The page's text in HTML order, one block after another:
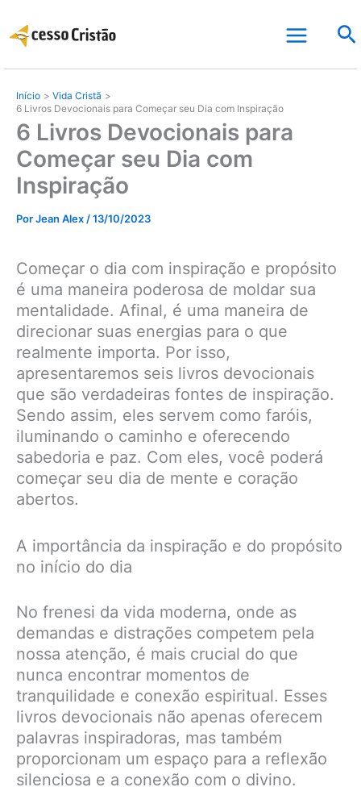
para
conteúdo
Início
Vida Cristã
6 Livros Devocionais para Começar seu Dia com Inspiração
6 Livros Devocionais para
Começar seu Dia com
Inspiração
PorJean Alex /13/10/2023
Começar o dia com inspiração e propósito
é uma maneira poderosa de moldar sua
mentalidade. Afinal, é uma maneira de
direcionar suas energias para o que
realmente importa. Por isso,
apresentaremos seis livros devocionais
que são verdadeiras fontes de inspiração.
Sendo assim, eles servem como faróis,
iluminando o caminho e oferecendo
sabedoria e paz. Com eles, você poderá
começar seu dia de mente e coração
abertos.
A importância da inspiração e do propósito
no início do dia
No frenesi da vida moderna, onde as
demandas e distrações competem pela
nossa atenção, é mais crucial do que
nunca encontrar momentos de
tranquilidade e conexão espiritual. Esses
livros devocionais não apenas oferecem
palavras inspiradoras, mas também
proporcionam um espaço para a reflexão
silenciosa e a conexão com o divino.